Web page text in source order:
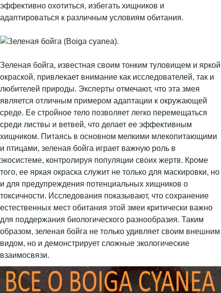
эффективно охотиться, избегать хищников и
адаптироваться к различным условиям обитания.
Зеленая бойга, известная своим тонким туловищем и яркой
окраской, привлекает внимание как исследователей, так и
любителей природы. Эксперты отмечают, что эта змея
является отличным примером адаптации к окружающей
среде. Ее стройное тело позволяет легко перемещаться
среди листвы и ветвей, что делает ее эффективным
хищником. Питаясь в основном мелкими млекопитающими
и птицами, зеленая бойга играет важную роль в
экосистеме, контролируя популяции своих жертв. Кроме
того, ее яркая окраска служит не только для маскировки, но
и для предупреждения потенциальных хищников о
токсичности. Исследования показывают, что сохранение
естественных мест обитания этой змеи критически важно
для поддержания биологического разнообразия. Таким
образом, зеленая бойга не только удивляет своим внешним
видом, но и демонстрирует сложные экологические
взаимосвязи.